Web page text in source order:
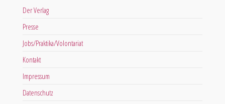
Der Verlag
Presse
Jobs/Praktika/Volontariat
Kontakt
Impressum
Datenschutz